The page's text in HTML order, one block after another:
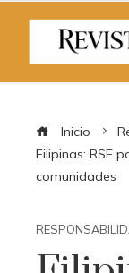
Inicio
Filipinas: RSE
comunidades